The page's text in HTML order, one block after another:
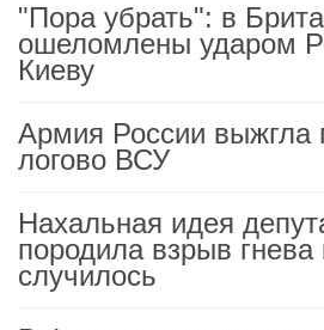
"Пора убрать": в
ошеломлены ударом
Киеву
Армия России выжгла
логово ВСУ
Нахальная идея
породила взрыв
случилось